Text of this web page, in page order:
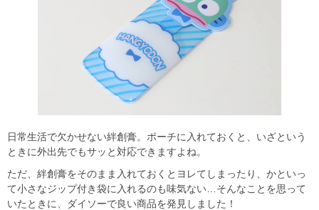
日常生活で欠かせない絆創膏。ポーチに入れておくと、いざという
ときに外出先でもサッと対応できますよね。
ただ、絆創膏をそのまま入れておくとヨレてしまったり、かといっ
て小さなジップ付き袋に入れるのも味気ない…そんなことを思って
いたときに、ダイソーで良い商品を発見しました！